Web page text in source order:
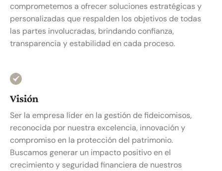
comprometemos a ofrecer soluciones estratégicas y
personalizadas que respalden los objetivos de todas
las partes involucradas, brindando confianza,
transparencia y estabilidad en cada proceso.
Visión
Ser la empresa líder en la gestión de fideicomisos,
reconocida por nuestra excelencia, innovación y
compromiso en la protección del patrimonio.
Buscamos generar un impacto positivo en el
crecimiento y seguridad financiera de nuestros